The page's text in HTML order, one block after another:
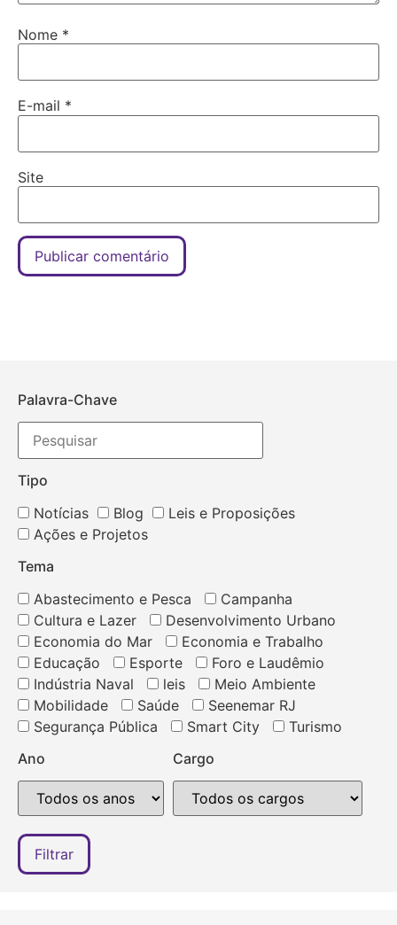
Nome *
E-mail *
Site
Palavra-Chave
Tipo
Notícias
Blog
Leis e Proposições
Ações e Projetos
Tema
Abastecimento e Pesca
Campanha
Cultura e Lazer
Desenvolvimento Urbano
Economia do Mar
Economia e Trabalho
Educação
Esporte
Foro e Laudêmio
Indústria Naval
leis
Meio Ambiente
Mobilidade
Saúde
Seenemar RJ
Segurança Pública
Smart City
Turismo
Ano
Cargo